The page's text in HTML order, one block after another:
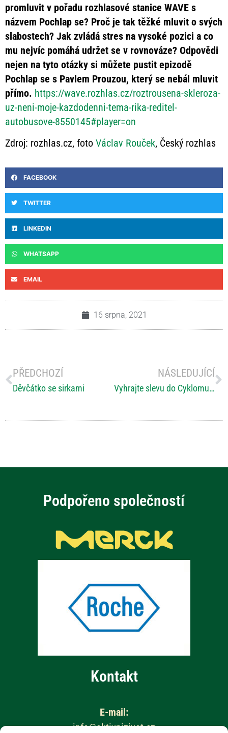
promluvit v pořadu rozhlasové stanice WAVE s
názvem Pochlap se? Proč je tak těžké mluvit o svých
slabostech? Jak zvládá stres na vysoké pozici a co
mu nejvíc pomáhá udržet se v rovnováze? Odpovědi
nejen na tyto otázky si můžete pustit epizodě
Pochlap se s Pavlem Prouzou, který se nebál mluvit
přímo. https://wave.rozhlas.cz/roztrousena-skleroza-
uz-neni-moje-kazdodenni-tema-rika-reditel-
autobusove-8550145#player=on
Zdroj: rozhlas.cz, foto Václav Rouček, Český rozhlas
FACEBOOK
TWITTER
LINKEDIN
WHATSAPP
EMAIL
16 srpna, 2021
PŘEDCHOZÍ
Děvčátko se sirkami
NÁSLEDUJÍCÍ
Vyhrajte slevu do Cyklomuzea v Žirči!
Podpořeno společností
Kontakt
E-mail:
info@aktivnizivot.cz